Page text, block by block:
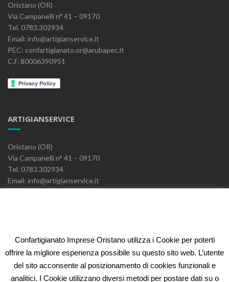
Oristano (OR)
Via Campanelli n° 41 – 09170
Tel. 0783.302934
Email: info@artigianservice.it
PEC: confartigianato.or@arubapec.it
C.F. 80006390951
ARTIGIANSERVICE
Oristano (OR)
Via Campanelli n° 41 – 09170
Tel. 0783.302934
Email: info@artigianservice.it
ELEONORA FIDI
Oristano (OR)
Confartigianato Imprese Oristano utilizza i Cookie per poterti
offrire la migliore esperienza possibile su questo sito web. L’utente
del sito acconsente al posizionamento di cookies funzionali e
analitici. I Cookie utilizzano diversi metodi per postare dati su o